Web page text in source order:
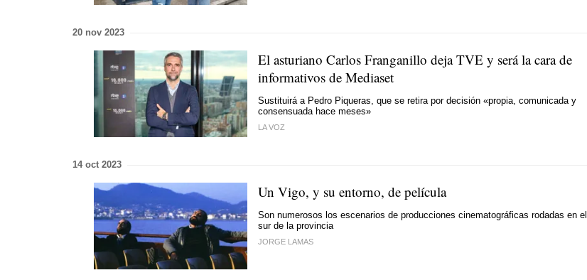
20 nov 2023
El asturiano Carlos Franganillo deja TVE y será la cara de
informativos de Mediaset
Sustituirá a Pedro Piqueras, que se retira por decisión «propia, comunicada y
consensuada hace meses»
LA VOZ
14 oct 2023
Un Vigo, y su entorno, de película
Son numerosos los escenarios de producciones cinematográficas rodadas en el
sur de la provincia
JORGE LAMAS